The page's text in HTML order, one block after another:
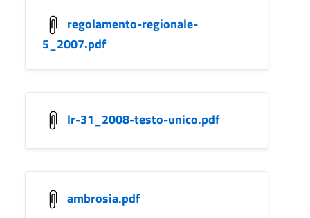
regolamento-regionale-
5_2007.pdf
lr-31_2008-testo-unico.pdf
ambrosia.pdf